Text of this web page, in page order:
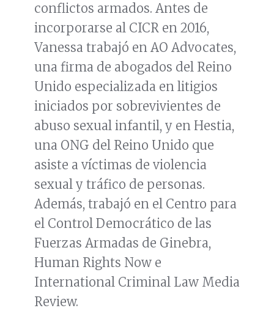
conflictos armados. Antes de
incorporarse al CICR en 2016,
Vanessa trabajó en AO Advocates,
una firma de abogados del Reino
Unido especializada en litigios
iniciados por sobrevivientes de
abuso sexual infantil, y en Hestia,
una ONG del Reino Unido que
asiste a víctimas de violencia
sexual y tráfico de personas.
Además, trabajó en el Centro para
el Control Democrático de las
Fuerzas Armadas de Ginebra,
Human Rights Now e
International Criminal Law Media
Review.